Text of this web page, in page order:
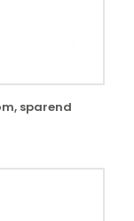
sparend